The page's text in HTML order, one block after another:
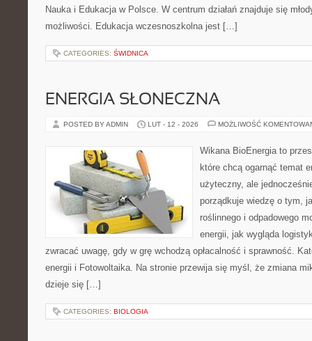
Nauka i Edukacja w Polsce. W centrum działań znajduje się
możliwości. Edukacja wczesnoszkolna jest […]
CATEGORIES: ŚWIDNICA
ENERGIA SŁONECZNA
POSTED BY ADMIN LUT - 12 - 2026 MOŻLIWOŚĆ
Wikana BioEnergia to
które chcą ogarnąć temat
użyteczny, ale
porządkuje wiedzę o tym,
roślinnego i odpadowego
energii, jak wygląda
zwracać uwagę, gdy w grę wchodzą opłacalność i sprawność.
energii i Fotowoltaika. Na stronie przewija się myśl, że zmiana
dzieje się […]
CATEGORIES: BIOLOGIA